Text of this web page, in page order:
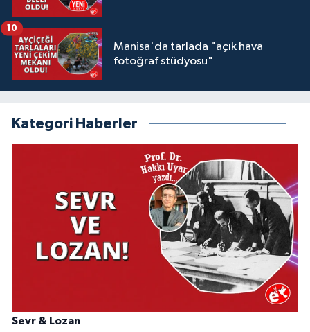
Manisa'da tarlada "açık hava
fotoğraf stüdyosu"
10
Kategori Haberler
Sevr & Lozan